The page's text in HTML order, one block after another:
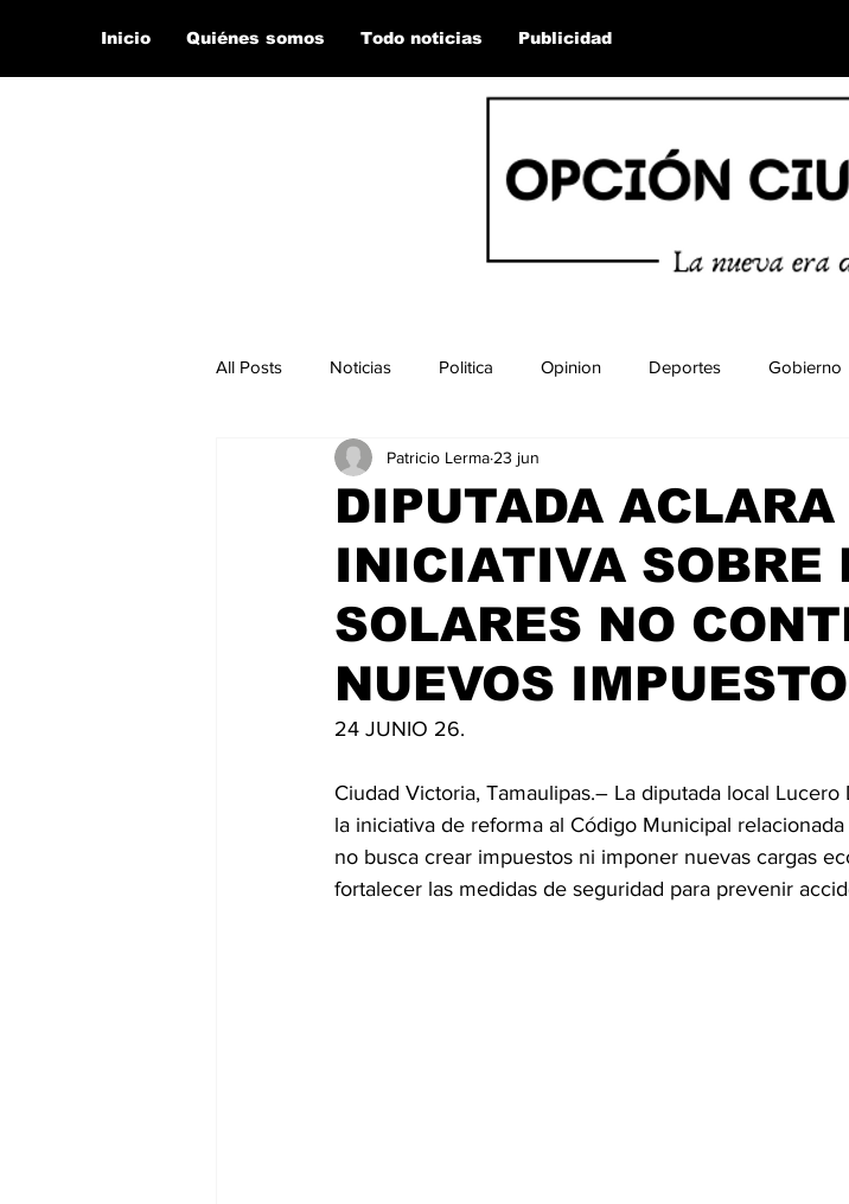
Inicio Quiénes somos Todo noticias Publicidad
All Posts Noticias Politica Opinion Deportes Gobierno
DIPUTADA ACLARA
INICIATIVA SOBRE
SOLARES NO
NUEVOS
Patricio Lerma 23 jun
24 JUNIO 26.
Ciudad Victoria, Tamaulipas.– La diputada local
la iniciativa de reforma al Código Municipal
no busca crear impuestos ni imponer nuevas cargas
fortalecer las medidas de seguridad para prevenir